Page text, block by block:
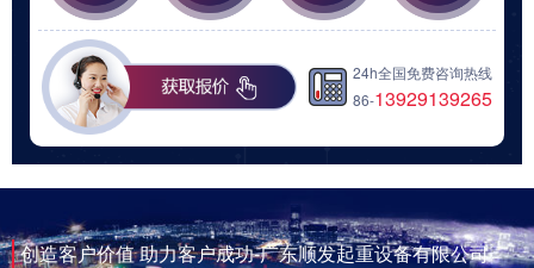
24h全国免费咨询热线
86-13929139265
创造客户价值 助力客户成功-广东顺发起重设备有限公司